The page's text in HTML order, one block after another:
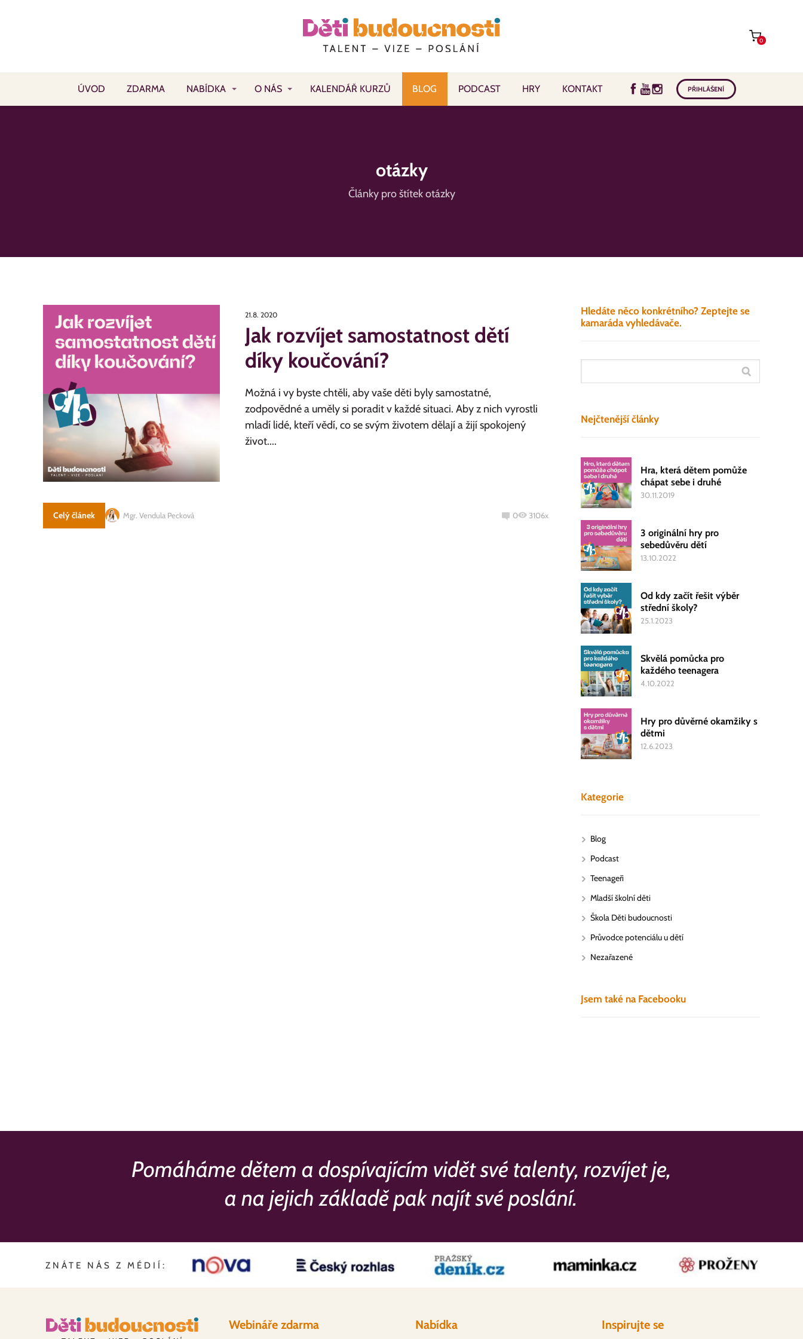
0
ÚVOD ZDARMA NABÍDKA O NÁS KALENDÁŘ KURZŮ BLOG PODCAST HRY KONTAKT PŘIHLÁŠENÍ
otázky
Články pro štítek otázky
21.8. 2020
Jak rozvíjet samostatnost dětí
díky koučování?
Možná i vy byste chtěli, aby vaše děti byly samostatné,
zodpovědné a uměly si poradit v každé situaci. Aby z nich vyrostli
mladí lidé, kteří vědí, co se svým životem dělají a žijí spokojený
život....
Celý článek Mgr. Vendula Pecková 0 3106x
Hledáte něco konkrétního? Zeptejte se
kamaráda vyhledávače.
Nejčtenější články
Hra, která dětem pomůže
chápat sebe i druhé
30.11.2019
3 originální hry pro
sebedůvěru dětí
13.10.2022
Od kdy začít řešit výběr
střední školy?
25.1.2023
Skvělá pomůcka pro
každého teenagera
4.10.2022
Hry pro důvěrné okamžiky s
dětmi
12.6.2023
Kategorie
Blog
Podcast
Teenageři
Mladší školní děti
Škola Děti budoucnosti
Průvodce potenciálu u dětí
Nezařazené
Jsem také na Facebooku
Pomáháme dětem a dospívajícím vidět své talenty, rozvíjet je,
a na jejich základě pak najít své poslání.
ZNÁTE NÁS Z MÉDIÍ:
Webináře zdarma Nabídka Inspirujte se